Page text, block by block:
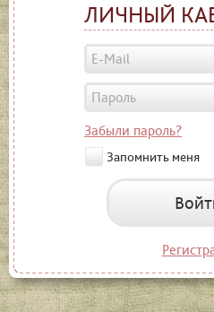
ЛИЧНЫЙ
Забыли пароль?
Запомнить меня